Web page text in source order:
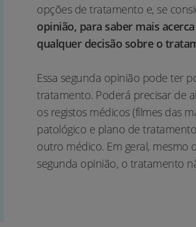
opções de tratamento e, se
opinião, para saber mais
qualquer decisão sobre o
Essa segunda opinião pode ter
tratamento. Poderá precisar de
os registos médicos (filmes das
patológico e plano de
outro médico. Em geral,
segunda opinião, o tratamento